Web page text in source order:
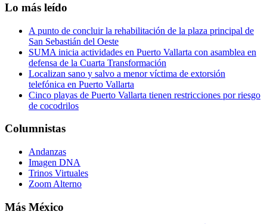
Lo más leído
A punto de concluir la rehabilitación de la plaza principal de
San Sebastián del Oeste
SUMA inicia actividades en Puerto Vallarta con asamblea en
defensa de la Cuarta Transformación
Localizan sano y salvo a menor víctima de extorsión
telefónica en Puerto Vallarta
Cinco playas de Puerto Vallarta tienen restricciones por riesgo
de cocodrilos
Columnistas
Andanzas
Imagen DNA
Trinos Virtuales
Zoom Alterno
Más México